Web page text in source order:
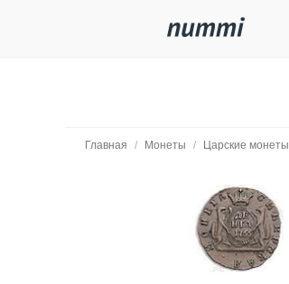
Главная / Монеты / Царские монеты